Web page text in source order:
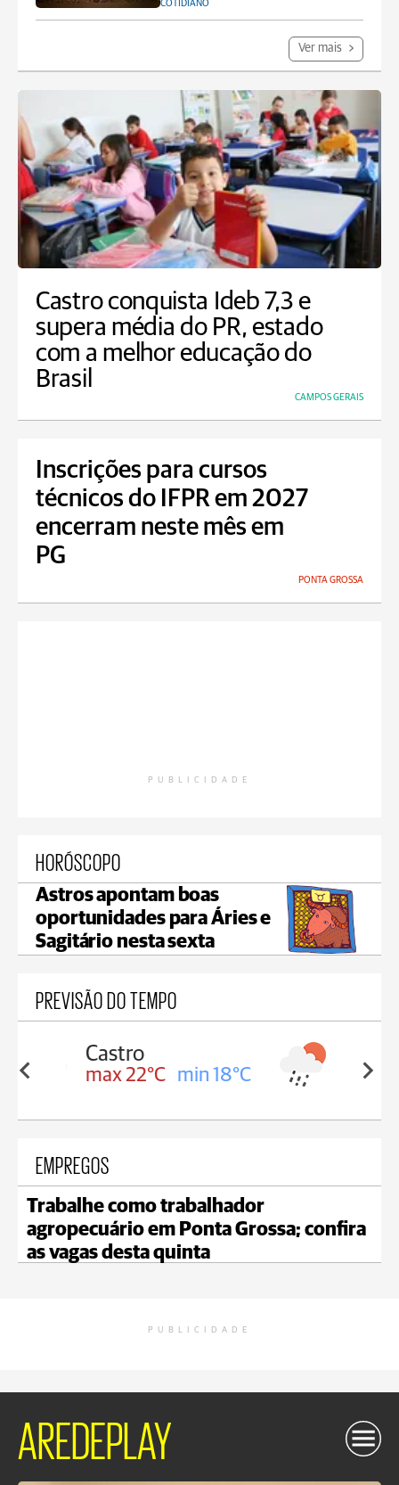
COTIDIANO
Ver mais
Castro conquista Ideb 7,3 e
supera média do PR, estado
com a melhor educação do
Brasil
CAMPOS GERAIS
Inscrições para cursos
técnicos do IFPR em 2027
encerram neste mês em
PG
PONTA GROSSA
PUBLICIDADE
HORÓSCOPO
Astros apontam boas
oportunidades para Áries e
Sagitário nesta sexta
PREVISÃO DO TEMPO
18°C max 21°C min 18°C
EMPREGOS
Trabalhe como trabalhador
agropecuário em Ponta Grossa; confira
as vagas desta quinta
PUBLICIDADE
AREDEPLAY